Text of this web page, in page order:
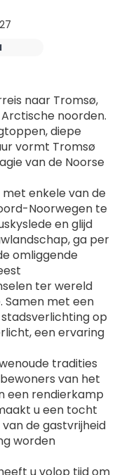
naar Tromsø,
noorden.
diepe
vormt Tromsø
van de Noorse
met enkele van de
Noorwegen te
en glijd
ga per
omliggende
ter wereld
Samen met een
op
een ervaring
tradities
van het
een rendierkamp
u een tocht
de gastvrijheid
worden